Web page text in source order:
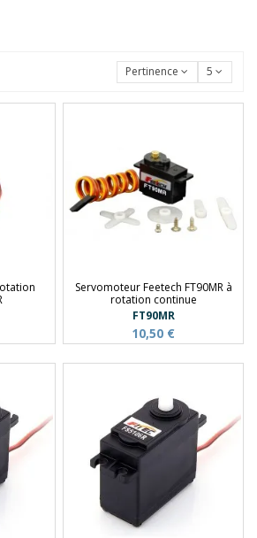
Pertinence 5
Servomoteur Feetech FT90MR à
rotation continue
FT90MR
10,50 €